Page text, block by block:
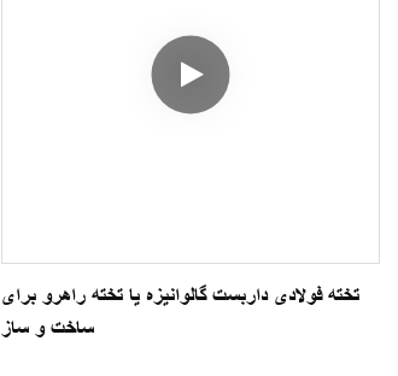
تخته فولادی داربست گالوانیزه یا تخته راهرو برای
ساخت و ساز